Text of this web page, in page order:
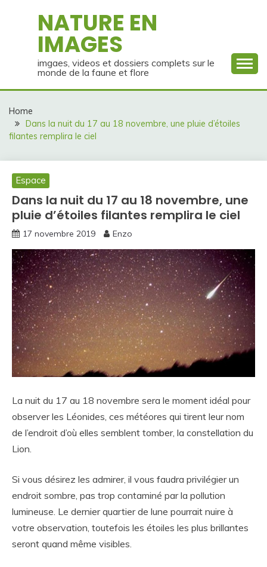
NATURE EN
IMAGES
imgaes, videos et dossiers complets sur le
monde de la faune et flore
Home
Dans la nuit du 17 au 18 novembre, une pluie d’étoiles
filantes remplira le ciel
Espace
Dans la nuit du 17 au 18 novembre, une
pluie d’étoiles filantes remplira le ciel
17 novembre 2019 Enzo
La nuit du 17 au 18 novembre sera le moment idéal pour
observer les Léonides, ces météores qui tirent leur nom
de l’endroit d’où elles semblent tomber, la constellation du
Lion.
Si vous désirez les admirer, il vous faudra privilégier un
endroit sombre, pas trop contaminé par la pollution
lumineuse. Le dernier quartier de lune pourrait nuire à
votre observation, toutefois les étoiles les plus brillantes
seront quand même visibles.